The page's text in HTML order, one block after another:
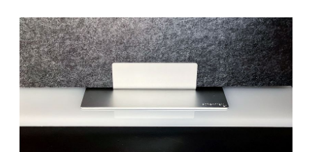
Bildergalerie überspringen